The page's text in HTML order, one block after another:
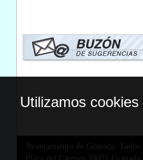
Ayuntamiento de Granada. Todos
Utilizamos